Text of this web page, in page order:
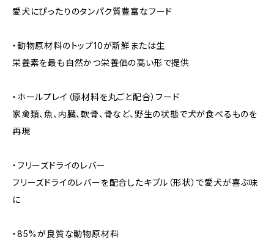
愛犬にぴったりのタンパク質豊富なフード
・動物原材料のトップ10が新鮮または生
栄養素を最も自然かつ栄養価の高い形で提供
・ホールプレイ（原材料を丸ごと配合）フード
家禽類、魚、内臓、軟骨、骨など、野生の状態で犬が食べるものを
再現
・フリーズドライのレバー
フリーズドライのレバーを配合したキブル（形状）で愛犬が喜ぶ味
に
・85%が良質な動物原材料